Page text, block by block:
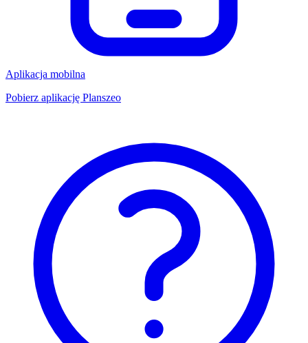
Aplikacja mobilna
Pobierz aplikację Planszeo